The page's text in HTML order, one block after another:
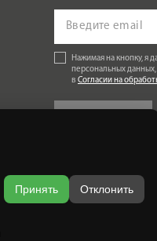
Нажимая на кнопку, я
персональных
в Согласии на
+7
Принять Отклонить